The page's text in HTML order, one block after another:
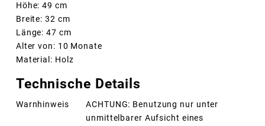
Höhe: 49 cm
Breite: 32 cm
Länge: 47 cm
Alter von: 10 Monate
Material: Holz
Technische Details
Warnhinweis
ACHTUNG: Benutzung nur unter
unmittelbarer Aufsicht eines